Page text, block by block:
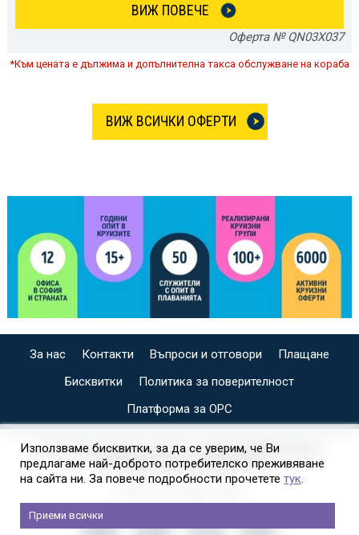
ВИЖ ПОВЕЧЕ
Оферта № QN03X037
*Към цената е дължима и допълнителна такса обслужване на кораба
ВИЖ ВСИЧКИ ОФЕРТИ
За нас Контакти Въпроси и отговори
Плащане
Бисквитки
Политика за поверителност
Платформа за ОРС
СПЕЦИАЛИЗИРАН САЙТ ЗА ИНДИВИДУАЛНИ И
ОРГАНИЗИРАНИ КРУИЗИ НА
Използваме бисквитки, за да се уверим, че Ви
предлагаме най-доброто потребителско преживяване
на сайта ни. За повече подробности прочетете тук.
Приеми всички